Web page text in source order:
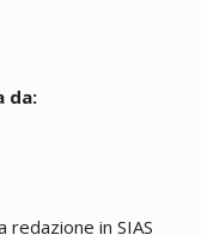
da:
in SIAS